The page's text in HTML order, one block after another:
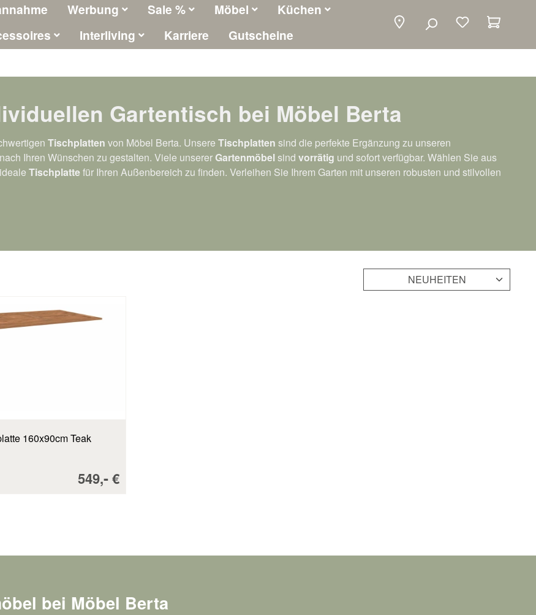
Werbung Sale % Möbel
Küchen
Interliving Karriere Gutscheine
Gartentisch bei Möbel Berta
Tischplatten von Möbel Berta. Unsere Tischplatten sind die perfekte Ergänzung zu unseren
Ihren Wünschen zu gestalten. Viele unsererGartenmöbelsind vorrätig und sofort verfügbar. Wählen Sie aus
Tischplattefür Ihren Außenbereich zu finden. Verleihen Sie Ihrem Garten mit unseren robusten und stilvollen
160x90cm Teak
Verkaufspreis:
549,-€
bei Möbel Berta